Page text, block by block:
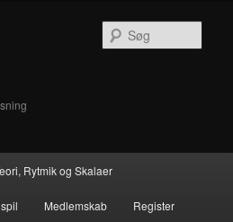
Rytmik og Skalaer
Medlemskab Register